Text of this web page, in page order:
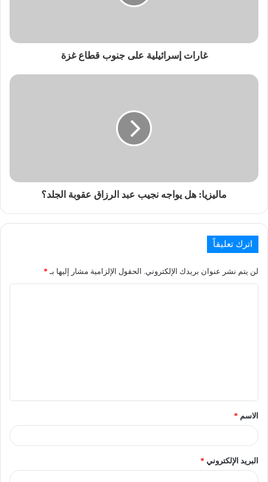
غارات إسرائيلية على جنوب قطاع غزة
ماليزيا: هل يواجه نجيب عبد الرزاق عقوبة الجلد؟
اترك تعليقاً
لن يتم نشر عنوان بريدك الإلكتروني. الحقول الإلزامية مشار إليها بـ *
الاسم *
البريد الإلكتروني *